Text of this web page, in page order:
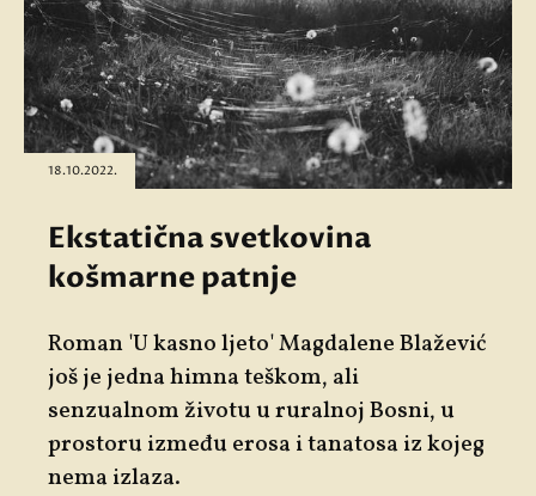
18.10.2022.
Ekstatična svetkovina
košmarne patnje
Roman 'U kasno ljeto' Magdalene Blažević
još je jedna himna teškom, ali
senzualnom životu u ruralnoj Bosni, u
prostoru između erosa i tanatosa iz kojeg
nema izlaza.